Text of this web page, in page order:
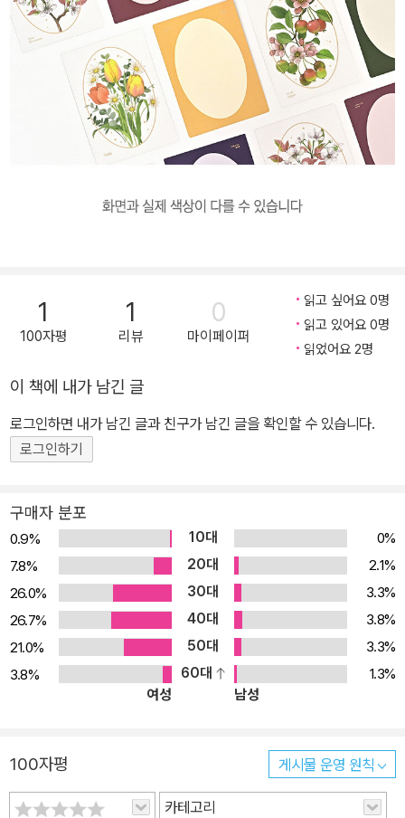
1
100자평
1
리뷰
0
마이페이퍼
읽고 싶어요 0명
읽고 있어요 0명
읽었어요 2명
이 책에 내가 남긴 글
로그인하면 내가 남긴 글과 친구가 남긴 글을 확인할 수 있습니다.
로그인하기
구매자 분포
0.9% 10대
0%
7.8%
20대
2.1%
26.0%
30대
3.3%
26.7%
40대
3.8%
21.0%
50대
3.3%
3.8%
60대
1.3%
여성
남성
100자평 게시물 운영 원칙
카테고리